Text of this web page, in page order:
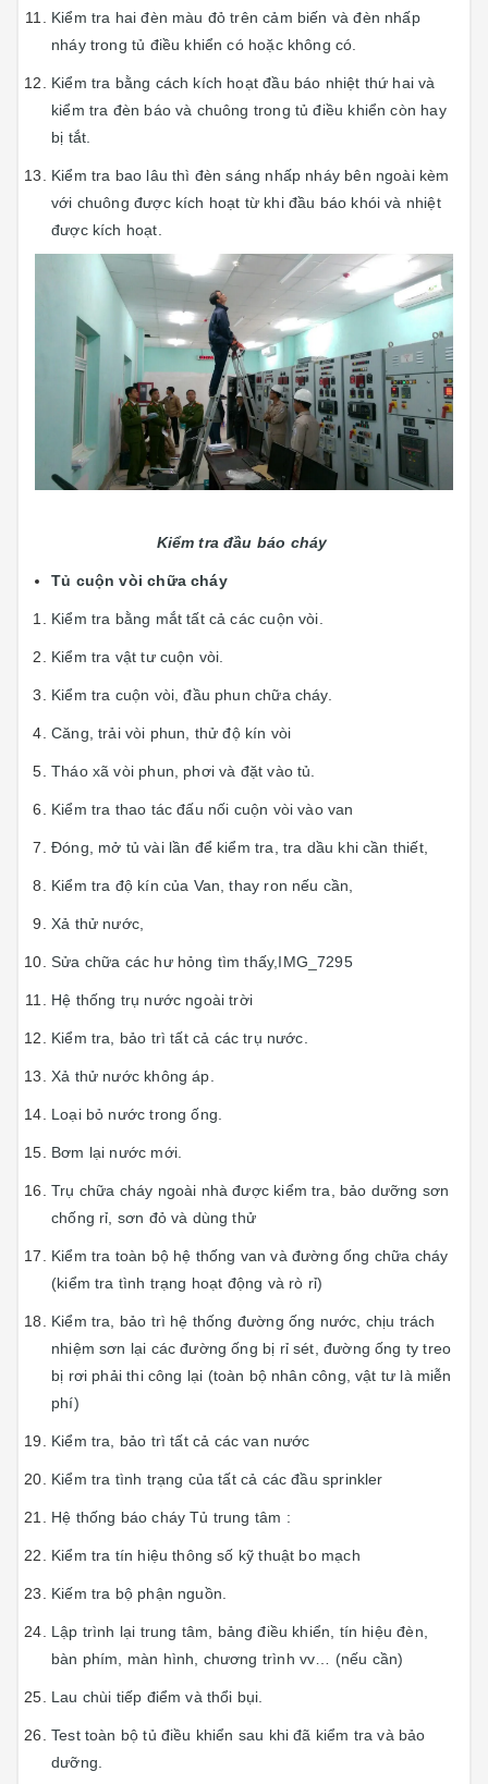
Kiểm tra hai đèn màu đỏ trên cảm biến và đèn nhấp
nháy trong tủ điều khiển có hoặc không có.
Kiểm tra bằng cách kích hoạt đầu báo nhiệt thứ hai và
kiểm tra đèn báo và chuông trong tủ điều khiển còn hay
bị tắt.
Kiểm tra bao lâu thì đèn sáng nhấp nháy bên ngoài kèm
với chuông được kích hoạt từ khi đầu báo khói và nhiệt
được kích hoạt.
Kiểm tra đầu báo cháy
Tủ cuộn vòi chữa cháy
Kiểm tra bằng mắt tất cả các cuộn vòi.
Kiểm tra vật tư cuộn vòi.
Kiểm tra cuộn vòi, đầu phun chữa cháy.
Căng, trải vòi phun, thử độ kín vòi
Tháo xã vòi phun, phơi và đặt vào tủ.
Kiểm tra thao tác đấu nối cuộn vòi vào van
Đóng, mở tủ vài lần để kiểm tra, tra dầu khi cần thiết,
Kiểm tra độ kín của Van, thay ron nếu cần,
Xả thử nước,
Sửa chữa các hư hỏng tìm thấy,IMG_7295
Hệ thống trụ nước ngoài trời
Kiểm tra, bảo trì tất cả các trụ nước.
Xả thử nước không áp.
Loại bỏ nước trong ống.
Bơm lại nước mới.
Trụ chữa cháy ngoài nhà được kiểm tra, bảo dưỡng sơn
chống rỉ, sơn đỏ và dùng thử
Kiểm tra toàn bộ hệ thống van và đường ống chữa cháy
(kiểm tra tình trạng hoạt động và rò rỉ)
Kiểm tra, bảo trì hệ thống đường ống nước, chịu trách
nhiệm sơn lại các đường ống bị rỉ sét, đường ống ty treo
bị rơi phải thi công lại (toàn bộ nhân công, vật tư là miễn
phí)
Kiểm tra, bảo trì tất cả các van nước
Kiểm tra tình trạng của tất cả các đầu sprinkler
Hệ thống báo cháy Tủ trung tâm :
Kiểm tra tín hiệu thông số kỹ thuật bo mạch
Kiếm tra bộ phận nguồn.
Lập trình lại trung tâm, bảng điều khiển, tín hiệu đèn,
bàn phím, màn hình, chương trình vv… (nếu cần)
Lau chùi tiếp điểm và thổi bụi.
Test toàn bộ tủ điều khiển sau khi đã kiểm tra và bảo
dưỡng.